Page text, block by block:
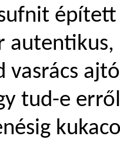
vasrács
tud-e